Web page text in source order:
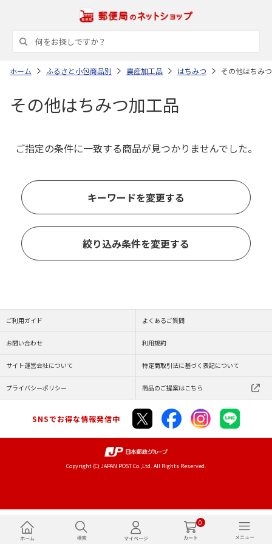
0
ホーム ふるさと小包商品別 農産加工品 はちみつ その他はちみ
その他はちみつ加工品
ご指定の条件に一致する商品が見つかりませんでした。
キーワードを変更する
絞り込み条件を変更する
ご利用ガイド よくあるご質問
お問い合わせ 利用規約
サイト運営会社について 特定商取引法に基づく表記について
プライバシーポリシー 商品のご提案はこちら
SNSでお得な情報発信中
Copyright (C) JAPAN POST Co.,Ltd. All Rights Reserved.